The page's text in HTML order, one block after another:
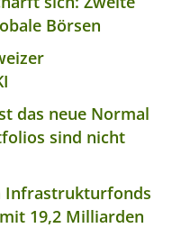
Börsen
das neue Normal
sind nicht
Infrastrukturfonds
19,2 Milliarden